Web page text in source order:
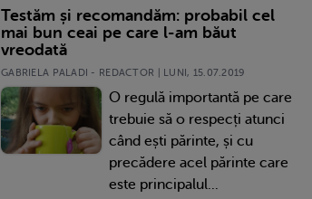
Testăm și recomandăm: probabil cel
mai bun ceai pe care l-am băut
vreodată
GABRIELA PALADI - REDACTOR | LUNI, 15.07.2019
O regulă importantă pe care
trebuie să o respecți atunci
când ești părinte, și cu
precădere acel părinte care
este principalul...